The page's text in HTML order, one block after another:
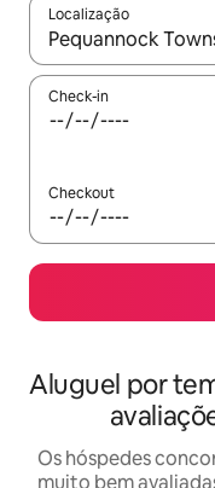
Localização
Quando os
Check-in
Checkout
Aluguel por
Os hóspedes
muito bem